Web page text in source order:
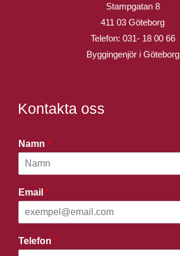
Stampgatan 8
411 03 Göteborg
Telefon: 031- 18 00 66
Byggingenjör i Göteborg
Kontakta oss
Namn *
Email *
Telefon *